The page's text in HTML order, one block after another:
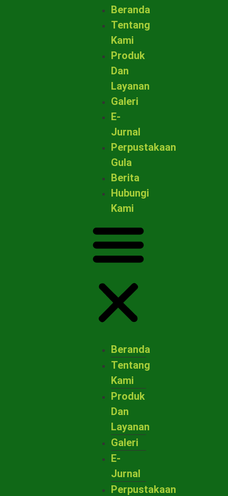
Beranda
Tentang
Kami
Produk
Dan
Layanan
Galeri
E-
Jurnal
Perpustakaan
Gula
Berita
Hubungi
Kami
Beranda
Tentang
Kami
Produk
Dan
Layanan
Galeri
E-
Jurnal
Perpustakaan